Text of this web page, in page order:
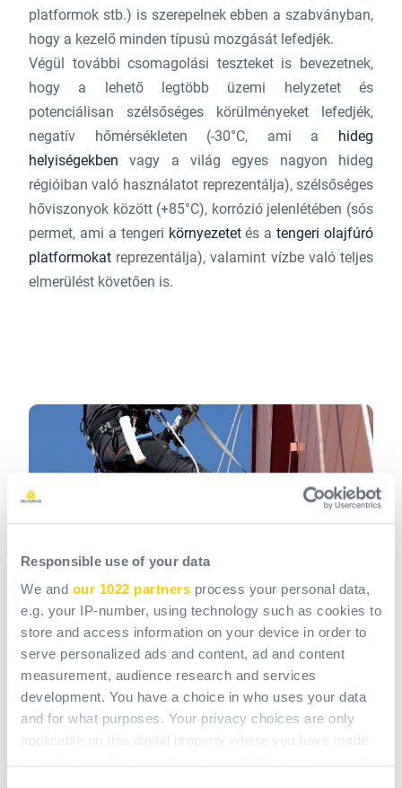
Responsible use of your data
We and our 1022 partners process your personal data,
e.g. your IP-number, using technology such as cookies to
store and access information on your device in order to
serve personalized ads and content, ad and content
measurement, audience research and services
development. You have a choice in who uses your data
and for what purposes. Your privacy choices are only
applicable on this digital property where you have made
platformok stb.) is szerepelnek ebben a szabványban,
hogy a kezelő minden típusú mozgását lefedjék.
Végül további csomagolási teszteket is bevezetnek,
hogy a lehető legtöbb üzemi helyzetet és
potenciálisan szélsőséges körülményeket lefedjék,
negatív hőmérsékleten (-30°C, ami a hideg
helyiségekben vagy a világ egyes nagyon hideg
régióiban való használatot reprezentálja), szélsőséges
hőviszonyok között (+85°C), korrózió jelenlétében (sós
permet, ami a tengeri környezetetés atengeri olajfúró
platformokatreprezentálja), valamint vízbe való teljes
elmerülést követően is.
Hogyan alkalmazkodik a Delta Plus
a lezuhanásgátló PPE-szabvány
változásaihoz?